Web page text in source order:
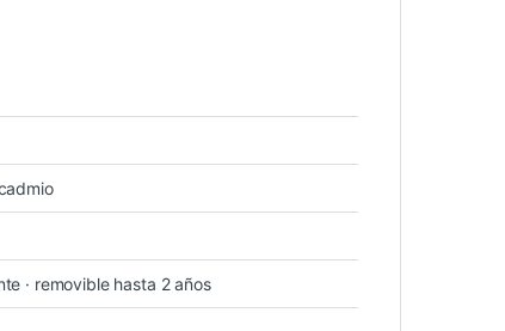
· removible hasta 2 años